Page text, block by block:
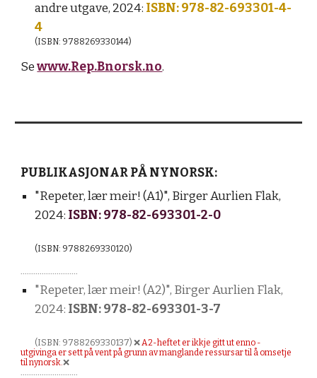
andre utgave, 2024: ISBN: 978-82-693301-4-
4
(ISBN: 9788269330144)
Sewww.Rep.Bnorsk.no.
PUBLIKASJONAR PÅ NYNORSK:
"Repeter, lær meir! (A1)", Birger Aurlien Flak,
2024: ISBN: 978-82-693301-2-0
(ISBN: 9788269330120)
...........................
"Repeter, lær meir! (A2)", Birger Aurlien Flak,
2024: ISBN:978-82-693301-3-7
(ISBN: 9788269330137) ❌A2-heftet er ikkje gitt ut enno -
utgivinga er sett på vent på grunn av manglande ressursar til å omsetje
til nynorsk.❌
...........................